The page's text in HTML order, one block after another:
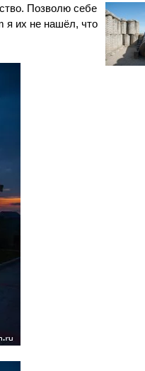
Позволю себе
я их не нашёл, что